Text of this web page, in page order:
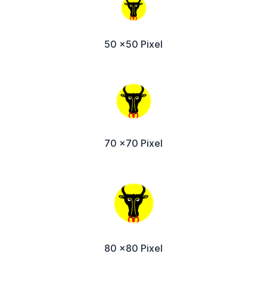
50 x50 Pixel
70 x70 Pixel
80 x80 Pixel